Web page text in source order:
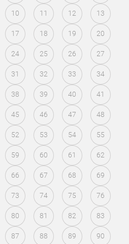
10 11 12 13
17 18 19 20
24 25 26 27
31 32 33 34
38 39 40 41
45 46 47 48
52 53 54 55
59 60 61 62
66 67 68 69
73 74 75 76
80 81 82 83
87 88 89 90